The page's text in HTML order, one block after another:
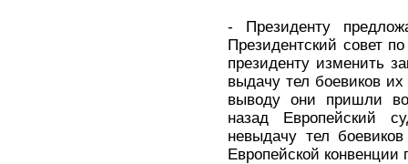
- Президенту
Президентский совет
президенту изменить
выдачу тел боевиков
выводу они пришли
назад Европейский
невыдачу тел
Европейской конвенции